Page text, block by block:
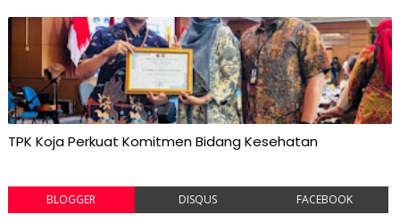
TPK Koja Perkuat Komitmen Bidang Kesehatan
BLOGGER DISQUS FACEBOOK